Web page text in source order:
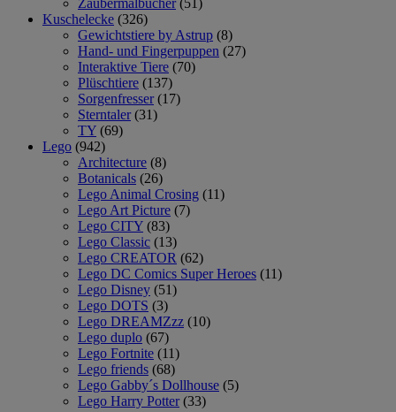
Zaubermalbücher (51)
Kuschelecke (326)
Gewichtstiere by Astrup (8)
Hand- und Fingerpuppen (27)
Interaktive Tiere (70)
Plüschtiere (137)
Sorgenfresser (17)
Sterntaler (31)
TY (69)
Lego (942)
Architecture (8)
Botanicals (26)
Lego Animal Crosing (11)
Lego Art Picture (7)
Lego CITY (83)
Lego Classic (13)
Lego CREATOR (62)
Lego DC Comics Super Heroes (11)
Lego Disney (51)
Lego DOTS (3)
Lego DREAMZzz (10)
Lego duplo (67)
Lego Fortnite (11)
Lego friends (68)
Lego Gabby´s Dollhouse (5)
Lego Harry Potter (33)